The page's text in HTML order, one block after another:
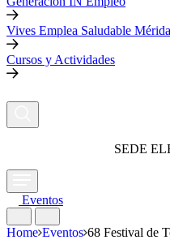
Vives Emplea Saludable Mérida
Cursos y Actividades
SEDE
Eventos
Home Eventos 68 Festival de